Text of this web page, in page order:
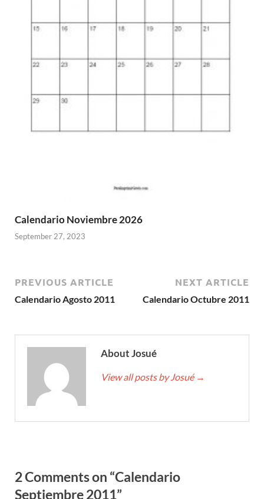
Calendario Noviembre 2026
September 27, 2023
PREVIOUS ARTICLE
Calendario Agosto 2011
NEXT ARTICLE
Calendario Octubre 2011
About Josué
View all posts by Josué →
2 Comments on “Calendario
Septiembre 2011”